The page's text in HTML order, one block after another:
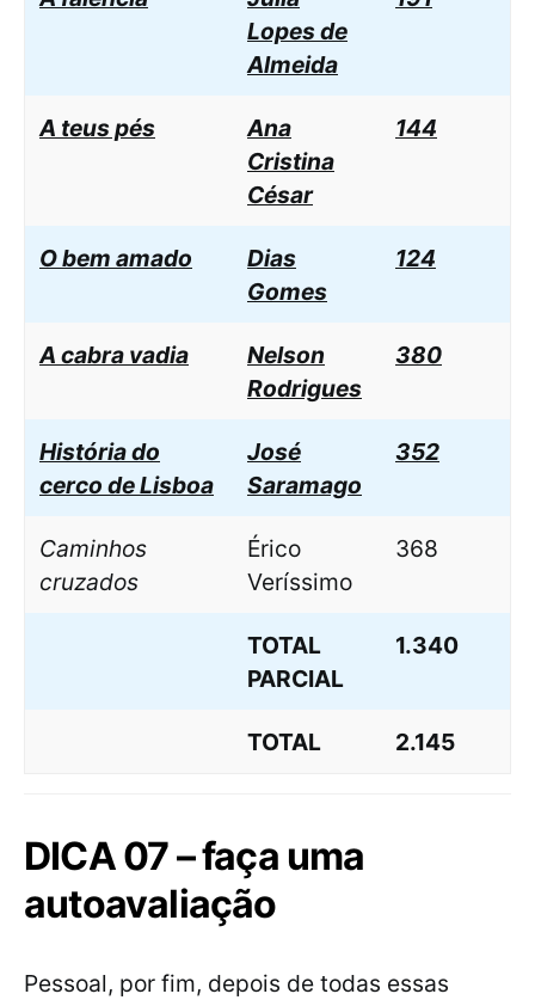
Lopes de
Almeida
A teus pés
Ana
Cristina
César
144
O bem amado
Dias
Gomes
124
A cabra vadia
Nelson
Rodrigues
380
História do
cerco de Lisboa
José
Saramago
352
Caminhos
cruzados
Érico
Veríssimo
368
TOTAL
PARCIAL
1.340
TOTAL 2.145
DICA 07 – faça uma
autoavaliação
Pessoal, por fim, depois de todas essas